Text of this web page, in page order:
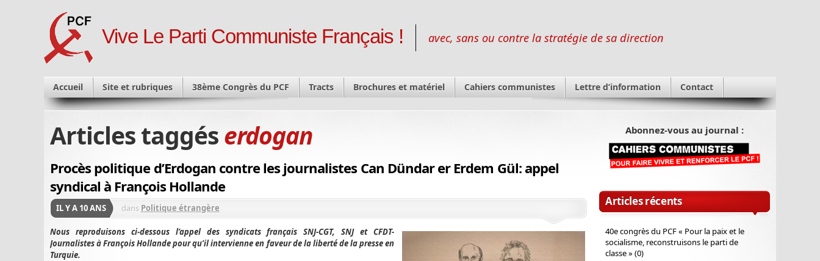
Vive Le Parti Communiste Français ! avec, sans ou contre la stratégie de sa direction
Accueil Site et rubriques 38ème Congrès du PCF Tracts Brochures et matériel Cahiers communistes Lettre d’information Contact
Articles taggéserdogan
Procès politique d’Erdogan contre les journalistes Can Dündar er Erdem Gül: appel
syndical à François Hollande
IL Y A 10 ANS dans Politique étrangère
Nous reproduisons ci-dessous l’appel des syndicats français SNJ-CGT, SNJ et CFDT-
Journalistes à François Hollande pour qu’il intervienne en faveur de la liberté de la presse en
Turquie.
Abonnez-vous au journal :
Articles récents
40e congrès du PCF « Pour la paix et le
socialisme, reconstruisons le parti de
classe » (0)